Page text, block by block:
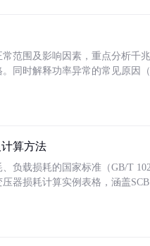
范围及影响因素，重点分析千
同时解释功率异常的常见原因
算方法
负载损耗的国家标准（GB/T
器损耗计算实例表格，涵盖